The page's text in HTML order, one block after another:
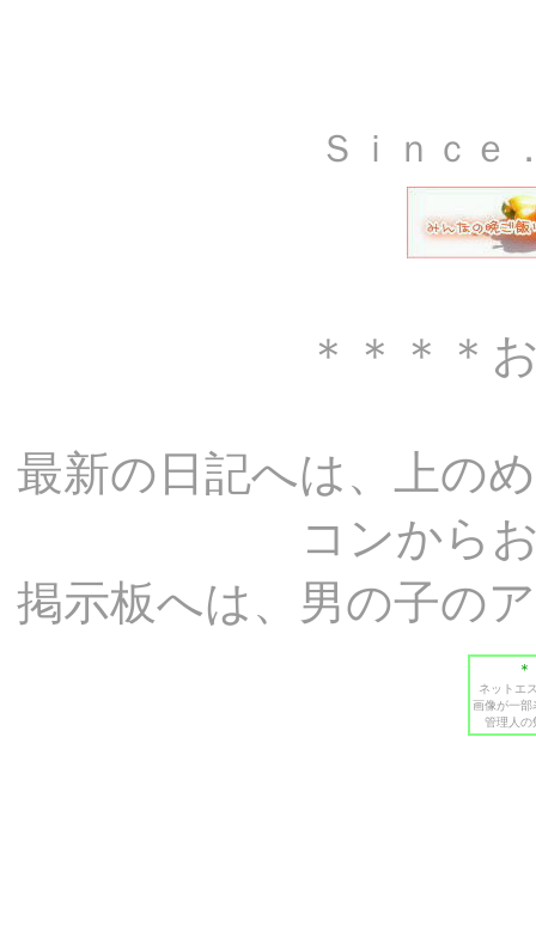
Ｓｉｎｃｅ
＊＊＊＊
最新の日記へは、上の
コンから
掲示板へは、男の子の
＊
ネットエ
画像が一部
管理人の